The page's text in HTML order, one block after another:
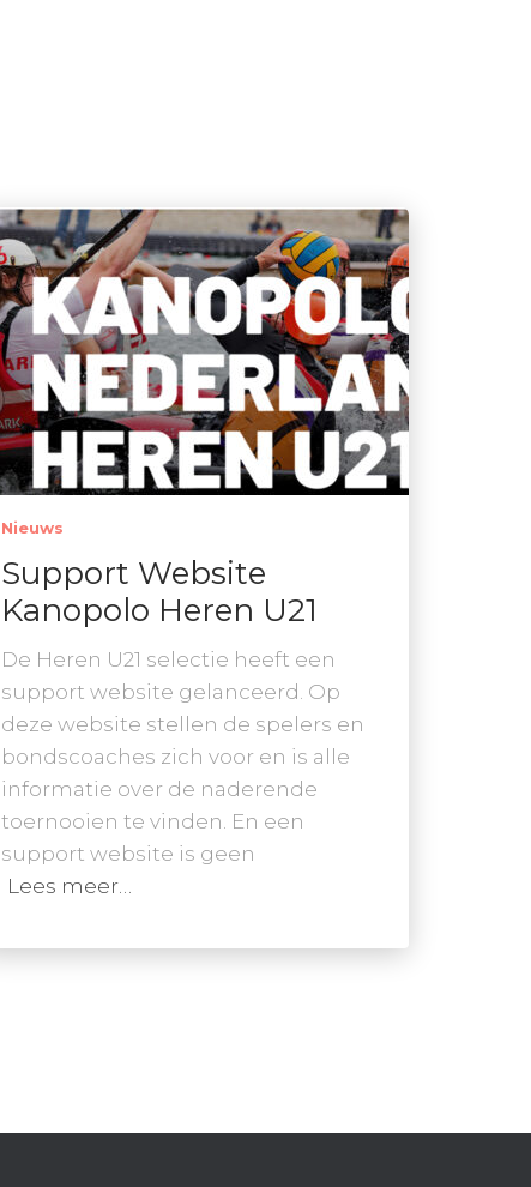
Nieuws
Support Website
Kanopolo Heren U21
De Heren U21 selectie heeft een
support website gelanceerd. Op
deze website stellen de spelers en
bondscoaches zich voor en is alle
informatie over de naderende
toernooien te vinden. En een
support website is geen
Lees meer…